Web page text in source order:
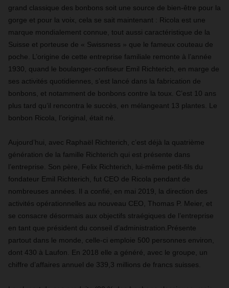
grand classique des bonbons soit une source de bien-être pour la
gorge et pour la voix, cela se sait maintenant : Ricola est une
marque mondialement connue, tout aussi caractéristique de la
Suisse et porteuse de « Swissness » que le fameux couteau de
poche. L’origine de cette entreprise familiale remonte à l’année
1930, quand le boulanger-confiseur Emil Richterich, en marge de
ses activités quotidiennes, s’est lancé dans la fabrication de
bonbons, et notamment de bonbons contre la toux. C’est 10 ans
plus tard qu’il rencontra le succès, en mélangeant 13 plantes. Le
bonbon Ricola, l’original, était né.
Aujourd’hui, avec Raphaël Richterich, c’est déjà la quatrième
génération de la famille Richterich qui est présente dans
l’entreprise. Son père, Felix Richterich, lui-même petit-fils du
fondateur Emil Richterich, fut CEO de Ricola pendant de
nombreuses années. Il a confié, en mai 2019, la direction des
activités opérationnelles au nouveau CEO, Thomas P. Meier, et
se consacre désormais aux objectifs straégiques de l’entreprise
en tant que président du conseil d’administration.Présente
partout dans le monde, celle-ci emploie 500 personnes environ,
dont 430 à Laufon. En 2018 elle a généré, avec le groupe, un
chiffre d’affaires annuel de 339,3 millions de francs suisses.